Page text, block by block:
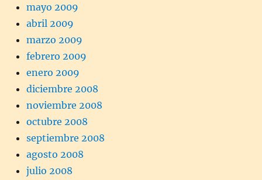
mayo 2009
abril 2009
marzo 2009
febrero 2009
enero 2009
diciembre 2008
noviembre 2008
octubre 2008
septiembre 2008
agosto 2008
julio 2008